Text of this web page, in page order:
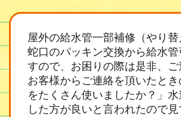
屋外の給水管一部補修（やり
蛇口のパッキン交換から給水
すので、お困りの際は是非、ご
お客様からご連絡を頂いたと
をたくさん使いましたか？」
した方が良いと言われたので